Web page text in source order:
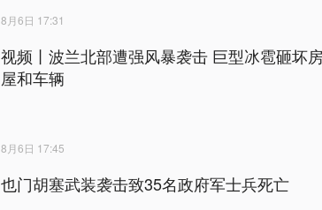
8月6日 17:31
视频丨波兰北部遭强风暴袭击 巨型冰雹砸坏
屋和车辆
8月6日 17:45
也门胡塞武装袭击致35名政府军士兵死亡